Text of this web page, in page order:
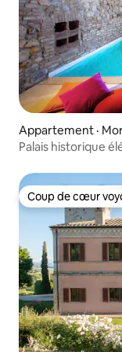
Appartement ·
Palais historique
Coup de cœur
Coup de cœur